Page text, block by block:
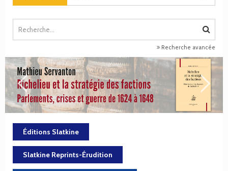
Recherche avancée
Éditions Slatkine
Slatkine Reprints-Érudition